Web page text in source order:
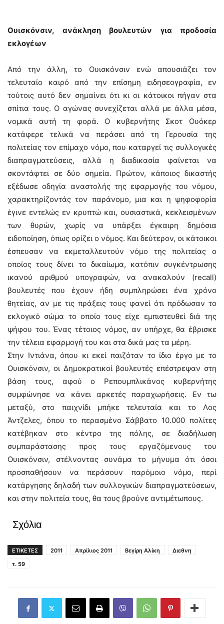
Ουισκόνσιν, ανάκληση βουλευτών για προδοσία
εκλογέων
Από την άλλη, το Ουισκόνσιν ενώ απουσιάζει τον
τελευταίο καιρό από την επίσημη ειδησεογραφία, εν
τούτοις αυτό δεν σημαίνει ότι κι οι κάτοικοι πήγαν στα
σπίτια τους. Ο αγώνας συνεχίζεται αλλά με άλλα μέσα,
νομικά αυτή τη φορά. Ο κυβερνήτης Σκοτ Ουόκερ
κατάφερε τελικά να περάσει από τη Γερουσία της
πολιτείας τον επίμαχο νόμο, που καταργεί τις συλλογικές
διαπραγματεύσεις, αλλά η διαδικασία φαίνεται να
σκοντάφτει σε δύο σημεία. Πρώτον, κάποιος δικαστής
εξέδωσε οδηγία αναστολής της εφαρμογής του νόμου,
χαρακτηρίζοντάς τον παράνομο, μια και η ψηφοφορία
έγινε εντελώς εν κρυπτώ και, ουσιαστικά, κεκλεισμένων
των θυρών, χωρίς να υπάρξει έγκαιρη δημόσια
ειδοποίηση, όπως ορίζει ο νόμος. Και δεύτερον, οι κάτοικοι
έσπευσαν να εκμεταλλευτούν νόμο της πολιτείας ο
οποίος τους δίνει το δικαίωμα, κατόπιν συγκέντρωσης
ικανού αριθμού υπογραφών, να ανακαλούν (recall)
βουλευτές που έχουν ήδη συμπληρώσει ένα χρόνο
θητείας, αν με τις πράξεις τους φανεί ότι πρόδωσαν το
εκλογικό σώμα το οποίο τους είχε εμπιστευθεί διά της
ψήφου του. Ένας τέτοιος νόμος, αν υπήρχε, θα έβρισκε
την τέλεια εφαρμογή του και στα δικά μας τα μέρη.
Στην Ιντιάνα, όπου κι εκεί παιζόταν το ίδιο έργο με το
Ουισκόνσιν, οι Δημοκρατικοί βουλευτές επέστρεψαν στη
βάση τους, αφού ο Ρεπουμπλικάνος κυβερνήτης
συμφώνησε να κάνει αρκετές παραχωρήσεις. Εν τω
μεταξύ, στο παιχνίδι μπήκε τελευταία και το Λος
Άντζελες, όπου το περασμένο Σάββατο 10.000 πολίτες
κατέβηκαν στο κέντρο της πόλης, σε διαδήλωση
συμπαράστασης προς τους εργαζόμενους του
Ουισκόνσιν, στέλνοντας συνάμα το μήνυμα ότι όσοι
προσπαθήσουν να περάσουν παρόμοιο νόμο, περί
κατάργησης δηλαδή των συλλογικών διαπραγματεύσεων,
και στην πολιτεία τους, θα τους βρούνε αντιμέτωπους.
Σχόλια
ΕΤΙΚΕΤΕΣ 2011 Απρίλιος 2011 Βεγίρη Αλίκη
Διεθνη
τ. 59